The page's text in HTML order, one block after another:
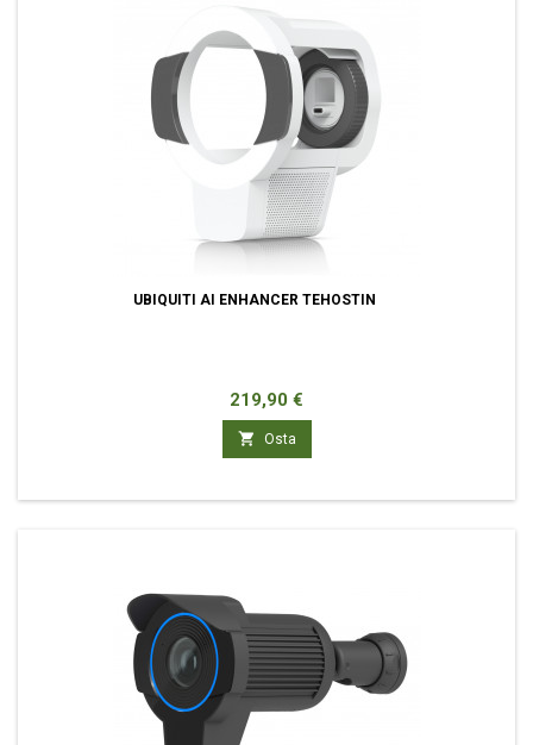
UBIQUITI AI ENHANCER TEHOSTIN
Hinta
219,90 €
 Osta